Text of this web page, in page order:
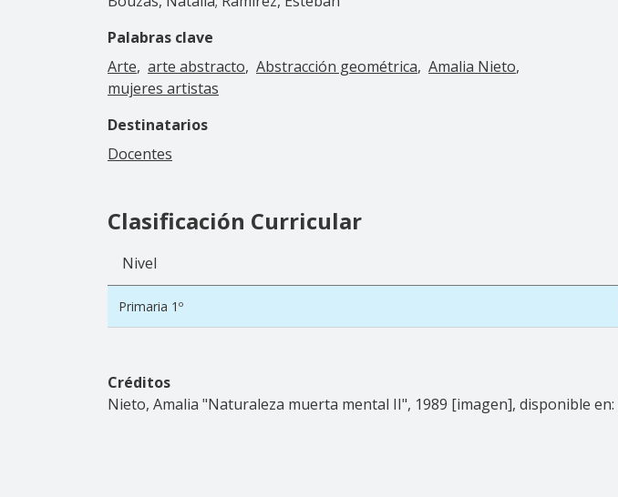
Palabras clave
Arte arte abstracto Abstracción geométrica Amalia Nieto
mujeres artistas
Destinatarios
Docentes
Clasificación Curricular
Nivel
Primaria 1º
Créditos
Nieto, Amalia "Naturaleza muerta mental II", 1989 [imagen], disponible en: